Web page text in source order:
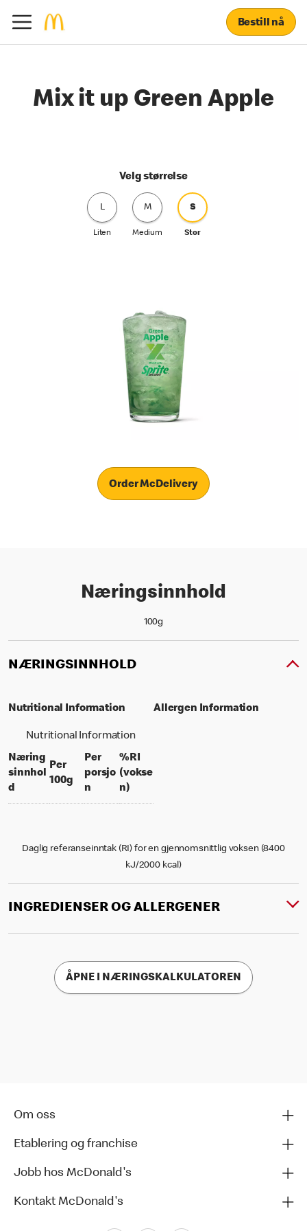
Bestill nå
Mix it up Green Apple
Velg størrelse
L
Liten
M
Medium
S
Stor
Order McDelivery
Næringsinnhold
100g
NÆRINGSINNHOLD
Nutritional Information
Nutritional Information
Næring
sinnhol
d
Per
100gper 100 grams
Per
porsjo
nper portion
%RI
(vokse
n)% daily value for an adult
Allergen Information
Daglig referanseinntak (RI) for en gjennomsnittlig voksen (8400
kJ/2000 kcal)
INGREDIENSER OG ALLERGENER
ÅPNE I NÆRINGSKALKULATOREN
Om oss
Etablering og franchise
Jobb hos McDonald's
Kontakt McDonald's